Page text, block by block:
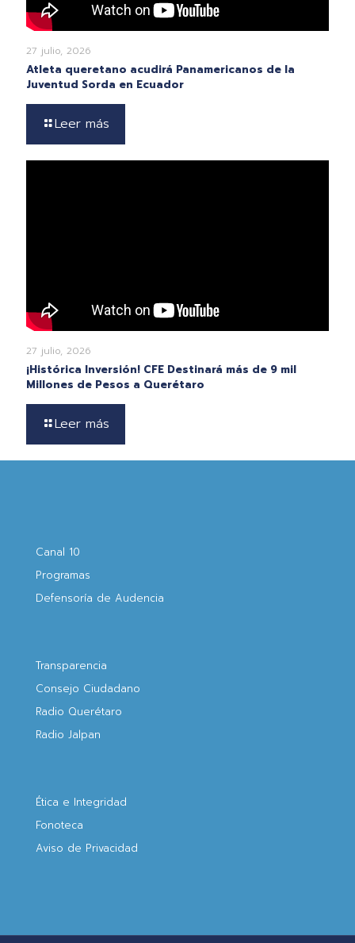
27 julio, 2026
Atleta queretano acudirá Panamericanos de la
Juventud Sorda en Ecuador
Leer más
27 julio, 2026
¡Histórica Inversión! CFE Destinará más de 9 mil
Millones de Pesos a Querétaro
Leer más
Canal 10
Programas
Defensoría de Audencia
Transparencia
Consejo Ciudadano
Radio Querétaro
Radio Jalpan
Ética e Integridad
Fonoteca
Aviso de Privacidad